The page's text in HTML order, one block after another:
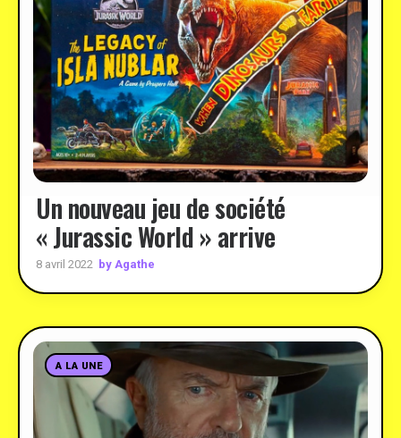
Un nouveau jeu de société
« Jurassic World » arrive
8 avril 2022 by Agathe
A LA UNE